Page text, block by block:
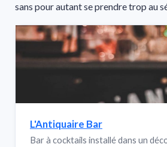
sans pour autant se prendre trop au
L'Antiquaire Bar
Bar à cocktails installé dans un